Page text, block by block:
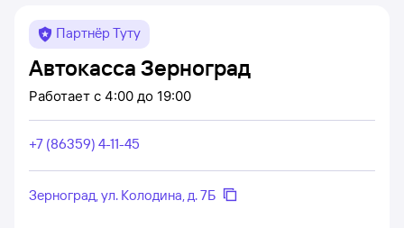
Партнёр Туту
Автокасса Зерноград
Работает с 4:00 до 19:00
+7 (86359) 4-11-45
Зерноград, ул. Колодина, д. 7Б